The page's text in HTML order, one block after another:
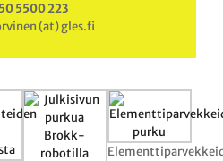
5500 223
(at) gles.fi